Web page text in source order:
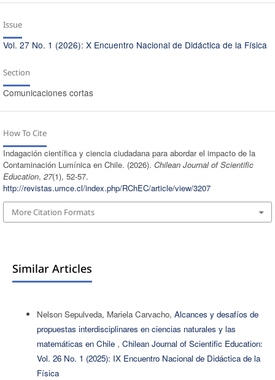
Issue
Vol. 27 No. 1 (2026): X Encuentro Nacional de Didáctica de la Física
Section
Comunicaciones cortas
How To Cite
Indagación científica y ciencia ciudadana para abordar el impacto de la
Contaminación Lumínica en Chile. (2026). Chilean Journal of Scientific
Education, 27(1), 52-57.
http://revistas.umce.cl/index.php/RChEC/article/view/3207
More Citation Formats
Similar Articles
Nelson Sepulveda, Mariela Carvacho, Alcances y desafíos de
propuestas interdisciplinares en ciencias naturales y las
matemáticas en Chile , Chilean Journal of Scientific Education:
Vol. 26 No. 1 (2025): IX Encuentro Nacional de Didáctica de la
Física